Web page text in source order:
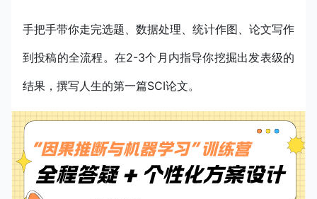
手把手带你走完选题、数据处理、统计作图、论文写作
到投稿的全流程。 在2-3个月内指导你挖掘出发表级的
结果，撰写人生的第一篇SCI论文。